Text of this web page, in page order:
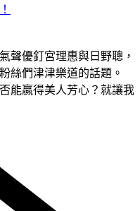
聲優釘宮理惠與日野聰，
絲們津津樂道的話題。
能贏得美人芳心？就讓我